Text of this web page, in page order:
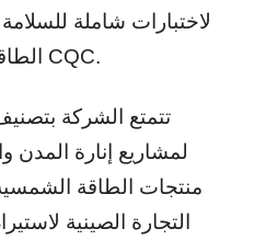
الطاقة وحصلت على شهادة من CQC.
تتمتع الشركة
لمشاريع إنارة
منتجات الطاقة
التجارة الصينية